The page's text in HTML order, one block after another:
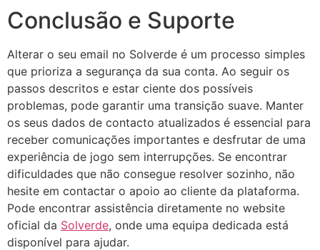
Conclusão e Suporte
Alterar o seu email no Solverde é um processo simples
que prioriza a segurança da sua conta. Ao seguir os
passos descritos e estar ciente dos possíveis
problemas, pode garantir uma transição suave. Manter
os seus dados de contacto atualizados é essencial para
receber comunicações importantes e desfrutar de uma
experiência de jogo sem interrupções. Se encontrar
dificuldades que não consegue resolver sozinho, não
hesite em contactar o apoio ao cliente da plataforma.
Pode encontrar assistência diretamente no website
oficial da Solverde, onde uma equipa dedicada está
disponível para ajudar.